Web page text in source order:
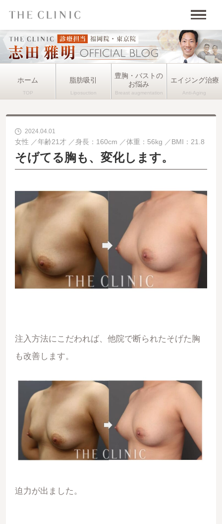
ホーム 脂肪吸引
豊胸・バストの
お悩み
エイジング治療
2024.04.01
女性 年齢21才 身長：160cm 体重：56kg BMI：21.8
そげてる胸も、変化します。
注入方法にこだわれば、他院で断られたそげた胸
も改善します。
迫力が出ました。